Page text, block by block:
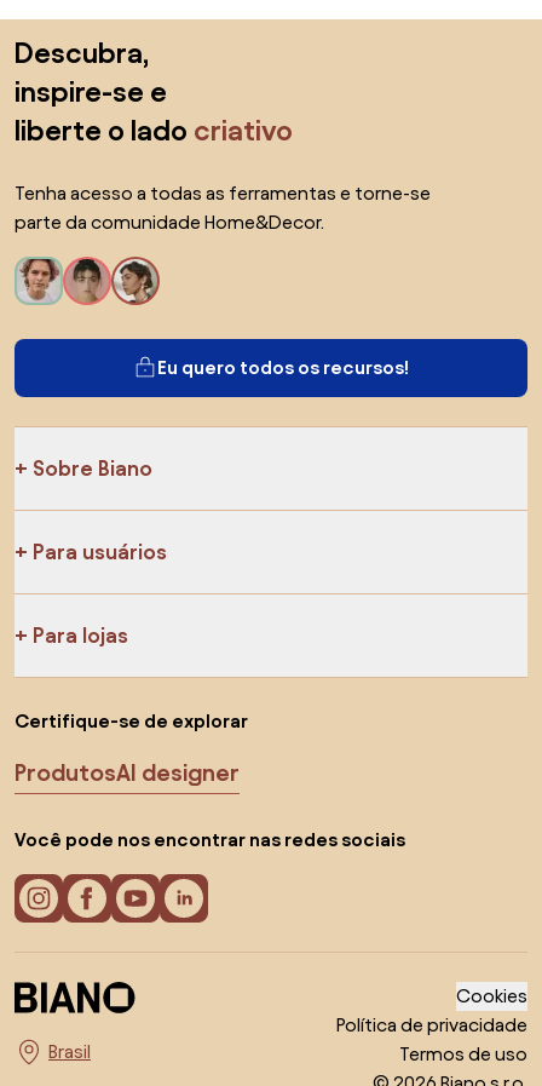
Descubra,
inspire-se e
liberte o lado criativo
Tenha acesso a todas as ferramentas e torne-se
parte da comunidade Home&Decor.
Eu quero todos os recursos!
Sobre Biano
Para usuários
Para lojas
Certifique-se de explorar
ProdutosAI designer
Você pode nos encontrar nas redes sociais
Escolha o país
Cookies
Política de privacidade
Termos de uso